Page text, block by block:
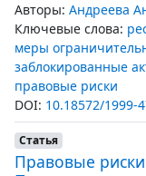
Авторы: Андреева
Ключевые слова:
меры
заблокированные
правовые риски
DOI: 10.18572/1999-
Статья
Правовые